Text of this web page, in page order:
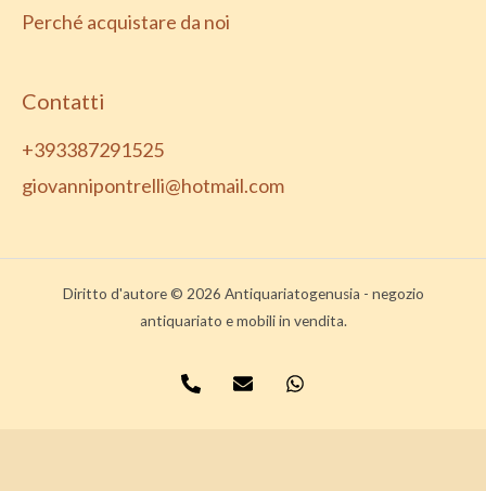
Perché acquistare da noi
Contatti
+393387291525
giovannipontrelli@hotmail.com
Diritto d'autore © 2026 Antiquariatogenusia - negozio
antiquariato e mobili in vendita.